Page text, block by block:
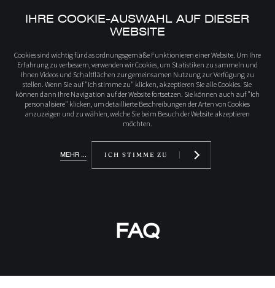
FAQ
IHRE COOKIE-AUSWAHL AUF DIESER
WEBSITE
Cookies sind wichtig für das ordnungsgemäße Funktionieren einer Website. Um Ihre
Erfahrung zu verbessern, verwenden wir Cookies, um Statistiken zu sammeln und
Ihnen Videos und Schaltflächen zur gemeinsamen Nutzung zur Verfügung zu
stellen. Wenn Sie auf "Ich stimme zu" klicken, akzeptieren Sie alle Cookies. Sie
können dann Ihre Navigation auf der Website fortsetzen. Sie können auch auf "Ich
personalisiere" klicken, um detaillierte Beschreibungen der Arten von Cookies
anzuzeigen und zu wählen, welche Sie beim Besuch der Website akzeptieren
möchten.
MEHR ... ICH STIMME ZU